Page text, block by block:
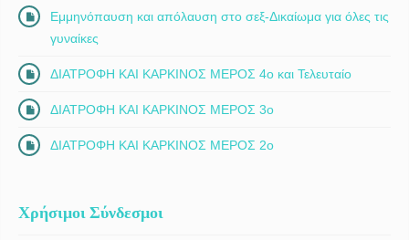
Εμμηνόπαυση και απόλαυση στο σεξ-Δικαίωμα για όλες τις
γυναίκες
ΔΙΑΤΡΟΦΗ ΚΑΙ ΚΑΡΚΙΝΟΣ ΜΕΡΟΣ 4ο και Τελευταίο
ΔΙΑΤΡΟΦΗ ΚΑΙ ΚΑΡΚΙΝΟΣ ΜΕΡΟΣ 3ο
ΔΙΑΤΡΟΦΗ ΚΑΙ ΚΑΡΚΙΝΟΣ ΜΕΡΟΣ 2ο
Χρήσιμοι Σύνδεσμοι